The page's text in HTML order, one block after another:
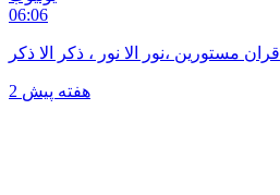
06:06
قران مستورین ،نور الا نور ، ذکر الا ذکر
2 هفته پیش